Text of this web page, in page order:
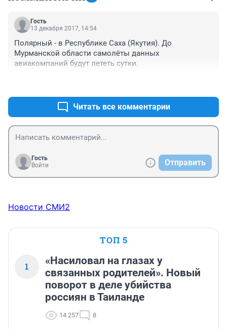
Гость
13 декабря 2017, 14:54
Полярный - в Республике Саха (Якутия). До
Мурманской области самолёты данных
авиакомпаний будут лететь сутки.
Читать все комментарии
Гость
Войти
Отправить
Новости СМИ2
ТОП 5
1
«Насиловал на глазах у
связанных родителей». Новый
поворот в деле убийства
россиян в Таиланде
14 257 8